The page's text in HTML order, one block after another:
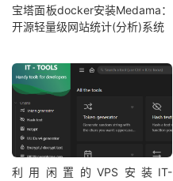
宝塔面板docker安装Medama：
开源轻量级网站统计(分析)系统
利用闲置的VPS安装IT-